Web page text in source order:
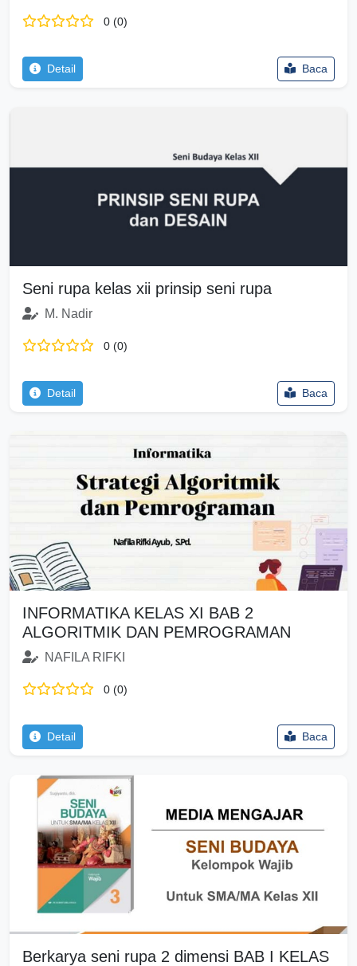
0 (0)
Detail Baca
Seni rupa kelas xii prinsip seni rupa
M. Nadir
0 (0)
Detail Baca
INFORMATIKA KELAS XI BAB 2
ALGORITMIK DAN PEMROGRAMAN
NAFILA RIFKI
0 (0)
Detail Baca
Berkarya seni rupa 2 dimensi BAB I KELAS